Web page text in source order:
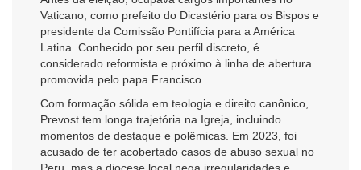
Vaticano, como prefeito do Dicastério para os Bispos e
presidente da Comissão Pontifícia para a América
Latina. Conhecido por seu perfil discreto, é
considerado reformista e próximo à linha de abertura
promovida pelo papa Francisco.
Com formação sólida em teologia e direito canônico,
Prevost tem longa trajetória na Igreja, incluindo
momentos de destaque e polêmicas. Em 2023, foi
acusado de ter acobertado casos de abuso sexual no
Peru, mas a diocese local nega irregularidades e